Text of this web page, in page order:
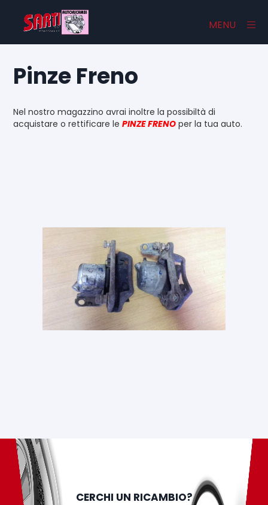
MENU
×
Home
Catalogo
Pinze Freno
Nel nostro magazzino avrai inoltre la possibiltà di
acquistare o rettificare lePINZE FRENO per la tua auto.
CERCHI UN RICAMBIO?